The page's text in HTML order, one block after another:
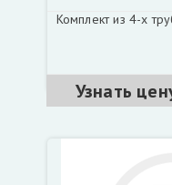
Комплект из 4-х
Узнать